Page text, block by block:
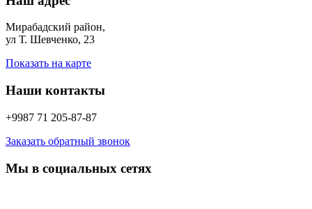
Мирабадский район,
ул Т. Шевченко, 23
Показать на карте
Наши контакты
+9987 71 205-87-87
Заказать обратный звонок
Мы в социальных сетях